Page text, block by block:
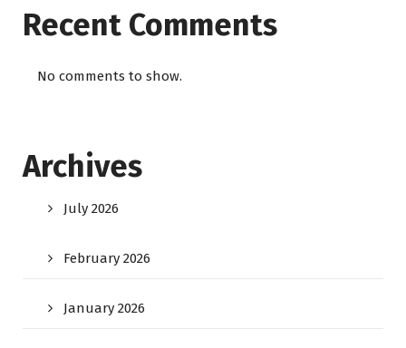
Recent Comments
No comments to show.
Archives
July 2026
February 2026
January 2026